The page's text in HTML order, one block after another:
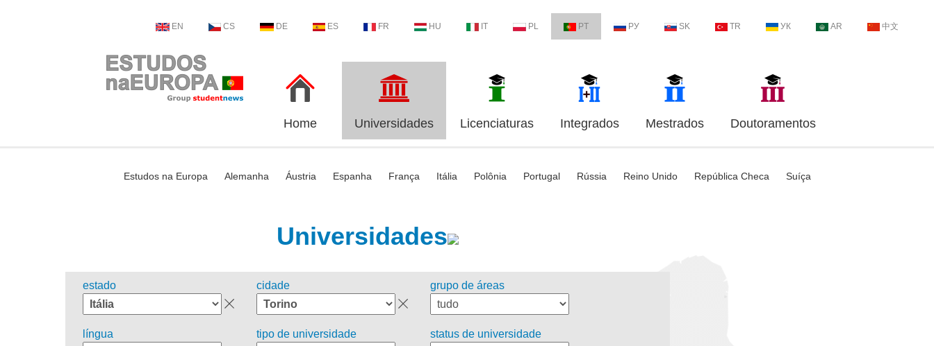
EN CS DE ES FR HU IT PL PT РУ SK TR УК AR 中文
Home Universidades Licenciaturas Integrados Mestrados Doutoramentos
Estudos na Europa Alemanha Áustria Espanha França Itália Polônia Portugal Rússia Reino Unido República Checa Suíça
Universidades
estado cidade grupo de áreas
língua tipo de universidade status de universidade